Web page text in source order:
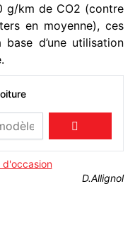
g/km de CO2 (contre
en moyenne), ces
d’une utilisation

d'occasion
D.Allignol